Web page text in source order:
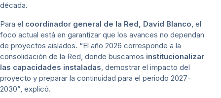
década.
Para el coordinador general de la Red, David Blanco, el
foco actual está en garantizar que los avances no dependan
de proyectos aislados. “El año 2026 corresponde a la
consolidación de la Red, donde buscamos institucionalizar
las capacidades instaladas, demostrar el impacto del
proyecto y preparar la continuidad para el periodo 2027-
2030”, explicó.